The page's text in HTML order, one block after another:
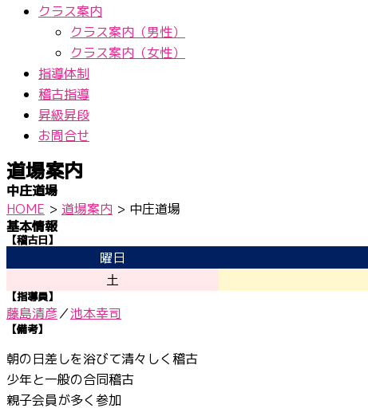
クラス案内
クラス案内（男性）
クラス案内（女性）
指導体制
稽古指導
昇級昇段
お問合せ
道場案内
中庄道場
HOME > 道場案内 > 中庄道場
基本情報
【稽古日】
曜日
土
【指導員】
藤島清彦／池本幸司
【備考】
朝の日差しを浴びて清々しく稽古
少年と一般の合同稽古
親子会員が多く参加